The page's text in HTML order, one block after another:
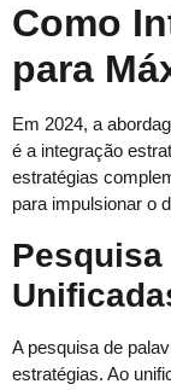
Como
para
Em 2024, a
é a integração
estratégias
para impulsionar o
Pesquisa
A pesquisa de
estratégias. Ao